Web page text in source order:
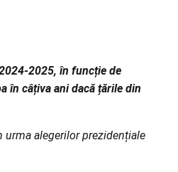
2025, în funcție de
în câțiva ani dacă țările din
urma alegerilor prezidențiale